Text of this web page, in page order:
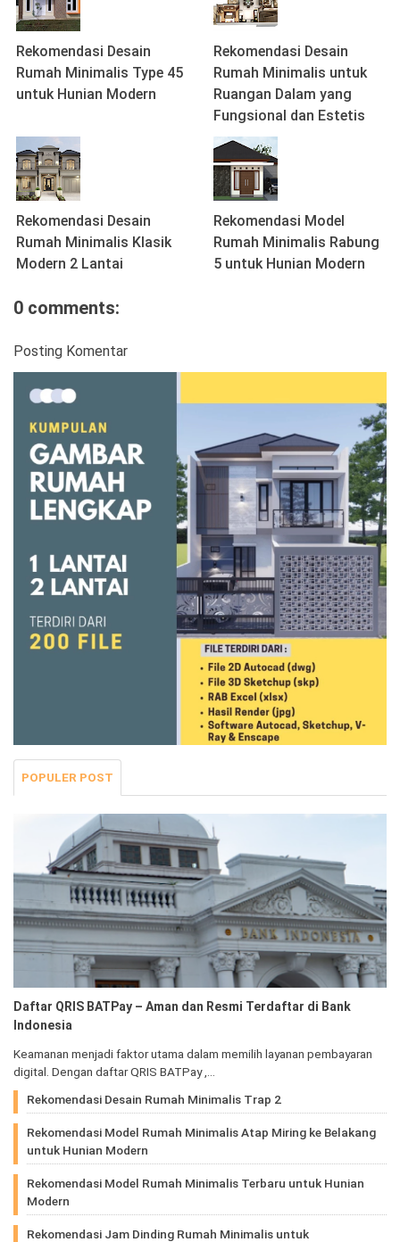
Rekomendasi Desain
Rumah Minimalis Type 45
untuk Hunian Modern
Rekomendasi Desain
Rumah Minimalis untuk
Ruangan Dalam yang
Fungsional dan Estetis
Rekomendasi Desain
Rumah Minimalis Klasik
Modern 2 Lantai
Rekomendasi Model
Rumah Minimalis Rabung
5 untuk Hunian Modern
0 comments:
Posting Komentar
POPULER POST
Daftar QRIS BATPay – Aman dan Resmi Terdaftar di Bank
Indonesia
Keamanan menjadi faktor utama dalam memilih layanan pembayaran
digital. Dengan daftar QRIS BATPay ,…
Rekomendasi Desain Rumah Minimalis Trap 2
Rekomendasi Model Rumah Minimalis Atap Miring ke Belakang
untuk Hunian Modern
Rekomendasi Model Rumah Minimalis Terbaru untuk Hunian
Modern
Rekomendasi Jam Dinding Rumah Minimalis untuk